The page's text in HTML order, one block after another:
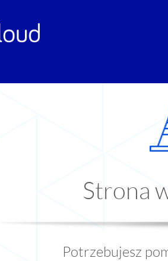
Strona
Potrzebujesz